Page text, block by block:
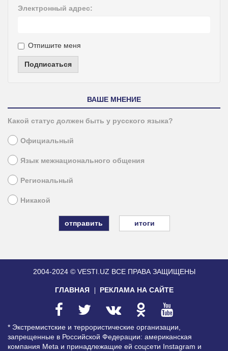
Электронный адрес:
Отпишите меня
Подписаться
ВАШЕ МНЕНИЕ
Какой статус должен быть у русского языка?
Официальный
Язык межнационального общения
Региональный
Никакой
итоги
2004-2024 © VESTI.UZ ВСЕ ПРАВА ЗАЩИЩЕНЫ
ГЛАВНАЯ РЕКЛАМА НА САЙТЕ
* Экстремистские и террористические организации,
запрещенные в Российской Федерации: американская
компания Meta и принадлежащие ей соцсети Instagram и